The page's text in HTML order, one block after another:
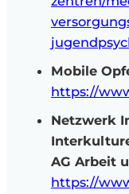
Mobile
https://
Netzwerk
AG Arbeit
https://